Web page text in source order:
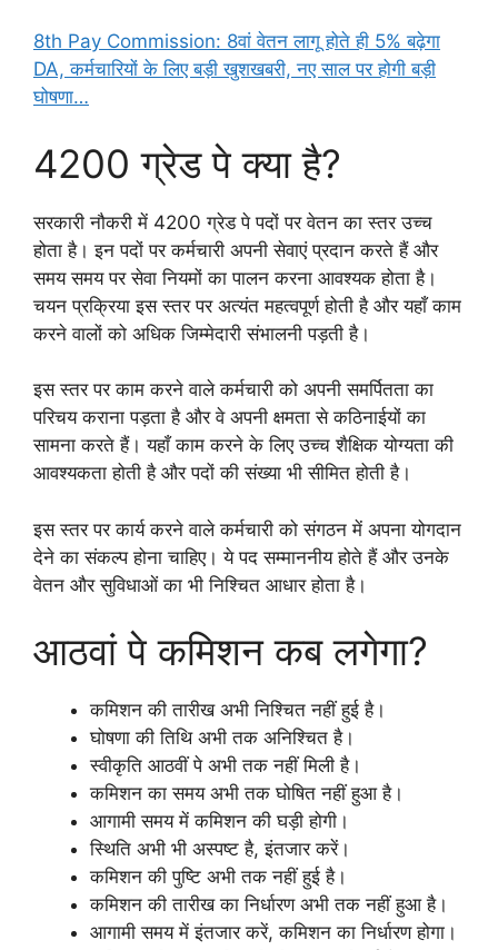
8th Pay Commission: 8वां वेतन लागू होते ही 5% बढ़ेगा
DA, कर्मचारियों के लिए बड़ी खुशखबरी, नए साल पर होगी बड़ी
घोषणा…
4200 ग्रेड पे क्या है?
सरकारी नौकरी में 4200 ग्रेड पे पदों पर वेतन का स्तर उच्च
होता है। इन पदों पर कर्मचारी अपनी सेवाएं प्रदान करते हैं और
समय समय पर सेवा नियमों का पालन करना आवश्यक होता है।
चयन प्रक्रिया इस स्तर पर अत्यंत महत्वपूर्ण होती है और यहाँ काम
करने वालों को अधिक जिम्मेदारी संभालनी पड़ती है।
इस स्तर पर काम करने वाले कर्मचारी को अपनी समर्पितता का
परिचय कराना पड़ता है और वे अपनी क्षमता से कठिनाईयों का
सामना करते हैं। यहाँ काम करने के लिए उच्च शैक्षिक योग्यता की
आवश्यकता होती है और पदों की संख्या भी सीमित होती है।
इस स्तर पर कार्य करने वाले कर्मचारी को संगठन में अपना योगदान
देने का संकल्प होना चाहिए। ये पद सम्माननीय होते हैं और उनके
वेतन और सुविधाओं का भी निश्चित आधार होता है।
आठवां पे कमिशन कब लगेगा?
कमिशन की तारीख अभी निश्चित नहीं हुई है।
घोषणा की तिथि अभी तक अनिश्चित है।
स्वीकृति आठवीं पे अभी तक नहीं मिली है।
कमिशन का समय अभी तक घोषित नहीं हुआ है।
आगामी समय में कमिशन की घड़ी होगी।
स्थिति अभी भी अस्पष्ट है, इंतजार करें।
कमिशन की पुष्टि अभी तक नहीं हुई है।
कमिशन की तारीख का निर्धारण अभी तक नहीं हुआ है।
आगामी समय में इंतजार करें, कमिशन का निर्धारण होगा।